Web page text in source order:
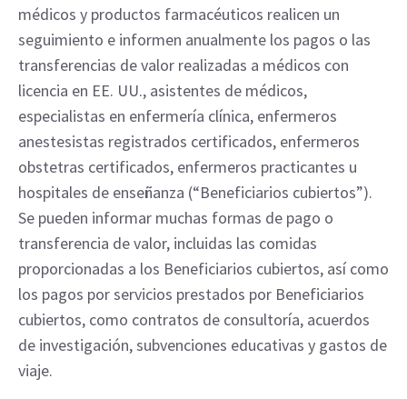
médicos y productos farmacéuticos realicen un
seguimiento e informen anualmente los pagos o las
transferencias de valor realizadas a médicos con
licencia en EE. UU., asistentes de médicos,
especialistas en enfermería clínica, enfermeros
anestesistas registrados certificados, enfermeros
obstetras certificados, enfermeros practicantes u
hospitales de enseñanza (“Beneficiarios cubiertos”).
Se pueden informar muchas formas de pago o
transferencia de valor, incluidas las comidas
proporcionadas a los Beneficiarios cubiertos, así como
los pagos por servicios prestados por Beneficiarios
cubiertos, como contratos de consultoría, acuerdos
de investigación, subvenciones educativas y gastos de
viaje.